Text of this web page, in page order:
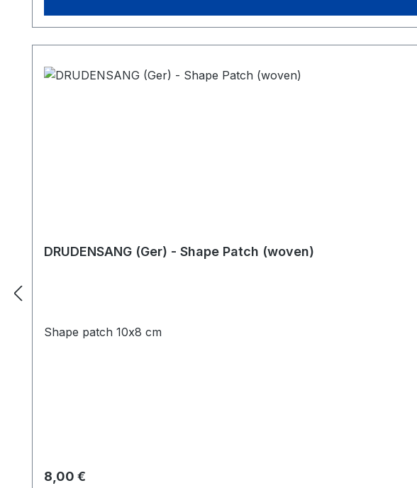
DRUDENSANG (Ger) - Shape Patch (woven)
Shape patch 10x8 cm
Regulärer Preis:
8,00 €